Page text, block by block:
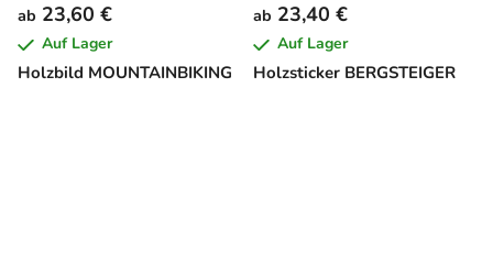
Holzbild MOUNTAINBIKING
ab 23,60 €
Auf Lager
Holzsticker BERGSTEIGER
ab 23,40 €
Auf Lager